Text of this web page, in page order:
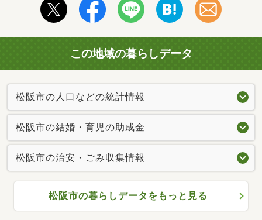
この地域の暮らしデータ
松阪市の人口などの統計情報
松阪市の結婚・育児の助成金
松阪市の治安・ごみ収集情報
松阪市の暮らしデータをもっと見る